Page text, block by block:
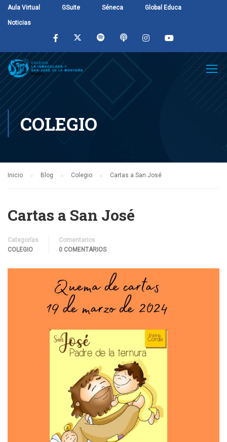
Aula Virtual GSuite Séneca Global Educa
Noticias
COLEGIO
Inicio Blog Colegio Cartas a San José
Cartas a San José
Categorías
COLEGIO
Comentarios
0 COMENTARIOS